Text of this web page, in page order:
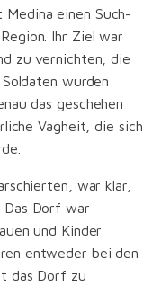
einen Such-
Ihr Ziel war
zu vernichten, die
wurden
das geschehen
Vagheit, die sich
war klar,
Das Dorf war
und Kinder
entweder bei den
das Dorf zu